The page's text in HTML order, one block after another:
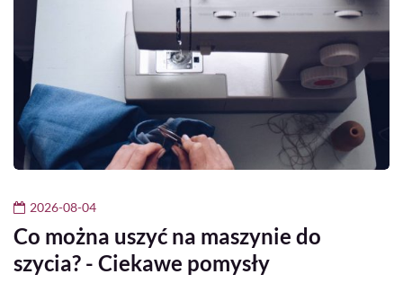
2026-08-04
Co można uszyć na maszynie do
szycia? - Ciekawe pomysły